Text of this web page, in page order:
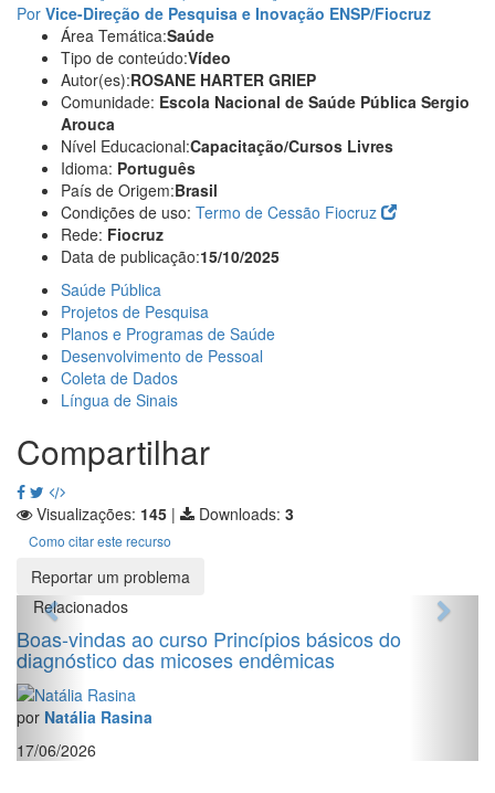
Por Vice-Direção de Pesquisa e Inovação ENSP/Fiocruz
Área Temática:Saúde
Tipo de conteúdo:Vídeo
Autor(es):ROSANE HARTER GRIEP
Comunidade: Escola Nacional de Saúde Pública Sergio
Arouca
Nível Educacional:Capacitação/Cursos Livres
Idioma: Português
País de Origem:Brasil
Condições de uso: Termo de Cessão Fiocruz
Rede: Fiocruz
Data de publicação:15/10/2025
Saúde Pública
Projetos de Pesquisa
Planos e Programas de Saúde
Desenvolvimento de Pessoal
Coleta de Dados
Língua de Sinais
Compartilhar
Visualizações: 145 | Downloads: 3
Como citar este recurso
Reportar um problema
Relacionados
Boas-vindas ao curso Princípios básicos do
diagnóstico das micoses endêmicas
por Natália Rasina
17/06/2026